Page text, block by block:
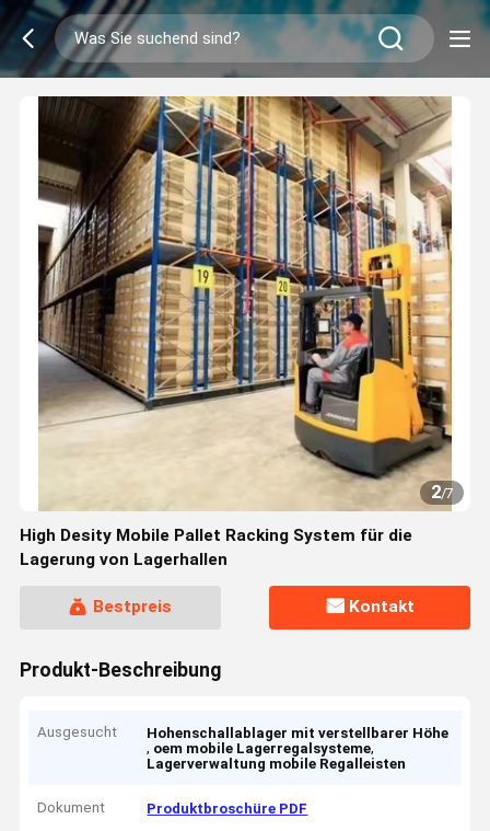
2/7
High Desity Mobile Pallet Racking System für die
Lagerung von Lagerhallen
Bestpreis Kontakt
Produkt-Beschreibung
Ausgesucht
Hohenschallablager mit verstellbarer Höhe
, oem mobile Lagerregalsysteme,
Lagerverwaltung mobile Regalleisten
Dokument Produktbroschüre PDF